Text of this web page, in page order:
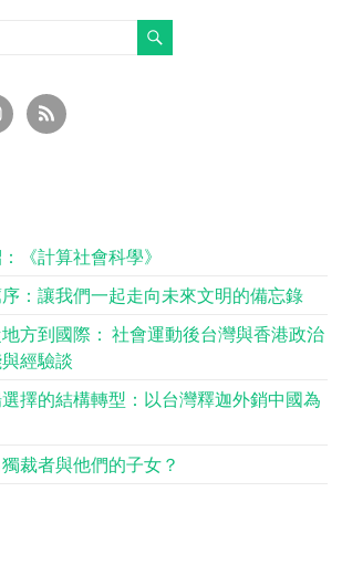
《計算社會科學》
序：讓我們一起走向未來文明的備忘錄
方到國際： 社會運動後台灣與香港政治
經驗談
擇的結構轉型：以台灣釋迦外銷中國為
裁者與他們的子女？